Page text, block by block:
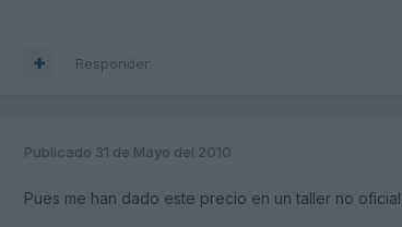
Responder
Publicado 31 de Mayo del 2010
Pues me han dado este precio en un taller no